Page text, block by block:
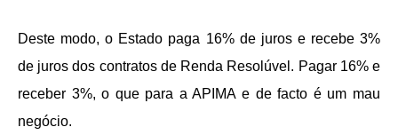
Deste modo, o Estado paga 16% de juros e recebe 3%
de juros dos contratos de Renda Resolúvel. Pagar 16% e
receber 3%, o que para a APIMA e de facto é um mau
negócio.